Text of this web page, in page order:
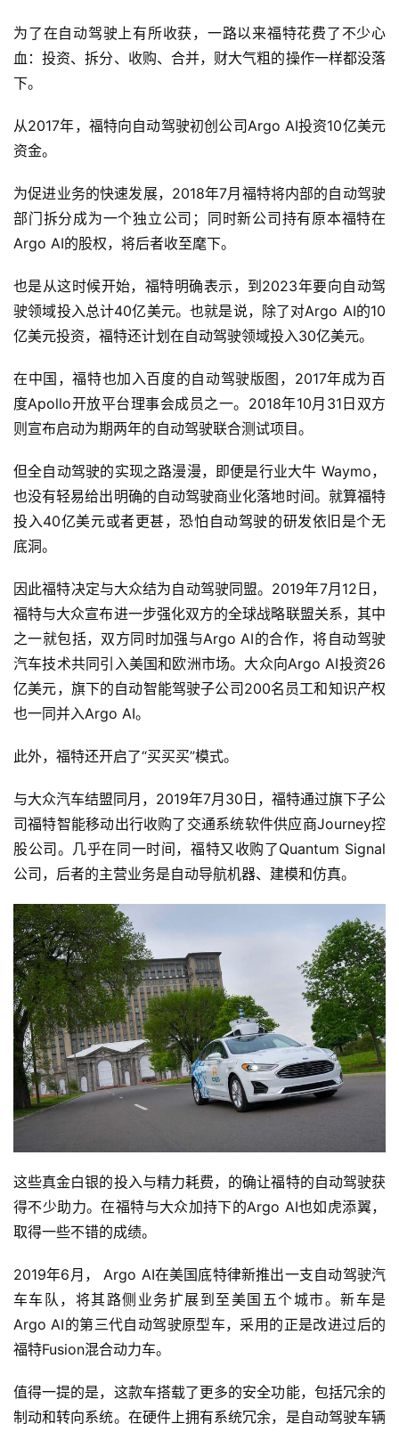
首
页
界
人
智
能
深
学
习
为了在自动驾驶上有所收获，一路以来福特花费了不少心
血：投资、拆分、收购、合并，财大气粗的操作一样都没落
下。
从2017年，福特向自动驾驶初创公司Argo AI投资10亿美元
资金。
为促进业务的快速发展，2018年7月福特将内部的自动驾驶
部门拆分成为一个独立公司；同时新公司持有原本福特在
Argo AI的股权，将后者收至麾下。
也是从这时候开始，福特明确表示，到2023年要向自动驾
驶领域投入总计40亿美元。也就是说，除了对Argo AI的10
亿美元投资，福特还计划在自动驾驶领域投入30亿美元。
在中国，福特也加入百度的自动驾驶版图，2017年成为百
度Apollo开放平台理事会成员之一。2018年10月31日双方
则宣布启动为期两年的自动驾驶联合测试项目。
但全自动驾驶的实现之路漫漫，即便是行业大牛 Waymo，
也没有轻易给出明确的自动驾驶商业化落地时间。就算福特
投入40亿美元或者更甚，恐怕自动驾驶的研发依旧是个无
底洞。
因此福特决定与大众结为自动驾驶同盟。2019年7月12日，
福特与大众宣布进一步强化双方的全球战略联盟关系，其中
之一就包括，双方同时加强与Argo AI的合作，将自动驾驶
汽车技术共同引入美国和欧洲市场。大众向Argo AI投资26
亿美元，旗下的自动智能驾驶子公司200名员工和知识产权
也一同并入Argo AI。
此外，福特还开启了“买买买”模式。
与大众汽车结盟同月，2019年7月30日，福特通过旗下子公
司福特智能移动出行收购了交通系统软件供应商Journey控
股公司。几乎在同一时间，福特又收购了Quantum Signal
公司，后者的主营业务是自动导航机器、建模和仿真。
这些真金白银的投入与精力耗费，的确让福特的自动驾驶获
得不少助力。在福特与大众加持下的Argo AI也如虎添翼，
取得一些不错的成绩。
2019年6月， Argo AI在美国底特律新推出一支自动驾驶汽
车车队，将其路侧业务扩展到至美国五个城市。新车是
Argo AI的第三代自动驾驶原型车，采用的正是改进过后的
福特Fusion混合动力车。
值得一提的是，这款车搭载了更多的安全功能，包括冗余的
制动和转向系统。在硬件上拥有系统冗余，是自动驾驶车辆